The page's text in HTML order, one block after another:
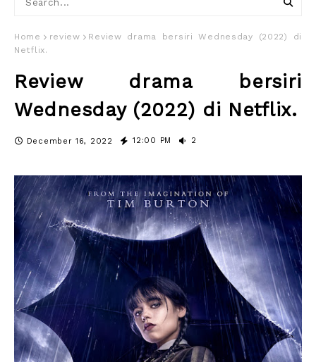
Home review
Review drama bersiri Wednesday (2022) di
Netflix.
Review drama bersiri
Wednesday (2022) di Netflix.
December 16, 2022 12:00 PM 2